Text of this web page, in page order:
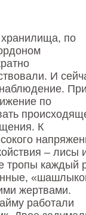
хранилища, по
И
по
К
– лисы
тропы каждый
жертвами.
работали